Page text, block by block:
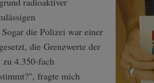
die Polizei war einer
die Grenzwerte der
zu 4.350-fach
fragte mich